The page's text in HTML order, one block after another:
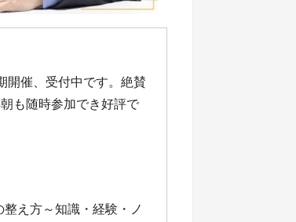
開催、受付中です。絶賛
も随時参加でき好評で
え方～知識・経験・ノ